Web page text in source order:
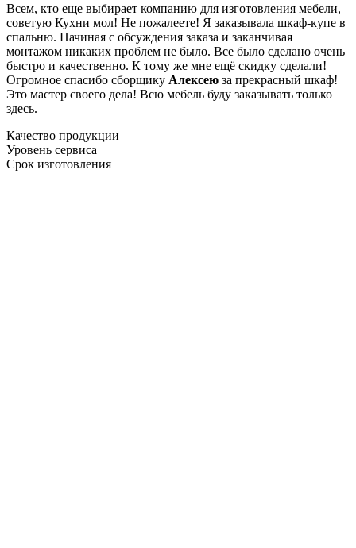
Всем, кто еще выбирает компанию для изготовления мебели,
советую Кухни мол! Не пожалеете! Я заказывала шкаф-купе в
спальню. Начиная с обсуждения заказа и заканчивая
монтажом никаких проблем не было. Все было сделано очень
быстро и качественно. К тому же мне ещё скидку сделали!
Огромное спасибо сборщику Алексею за прекрасный шкаф!
Это мастер своего дела! Всю мебель буду заказывать только
здесь.
Качество продукции
Уровень сервиса
Срок изготовления